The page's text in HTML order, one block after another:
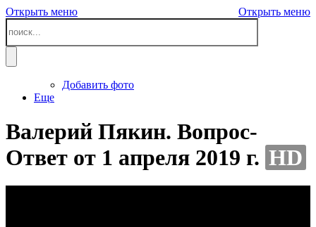
Открыть меню Открыть меню
Добавить фото
Еще
Валерий Пякин. Вопрос-
Ответ от 1 апреля 2019 г. HD